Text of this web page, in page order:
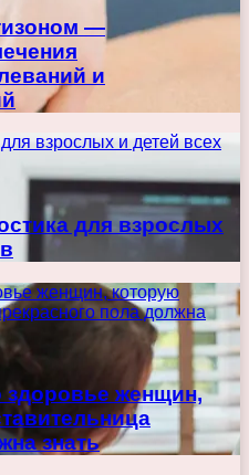
—
и
взрослых и детей всех
для взрослых
женщин, которую
пола должна
женщин,
знать